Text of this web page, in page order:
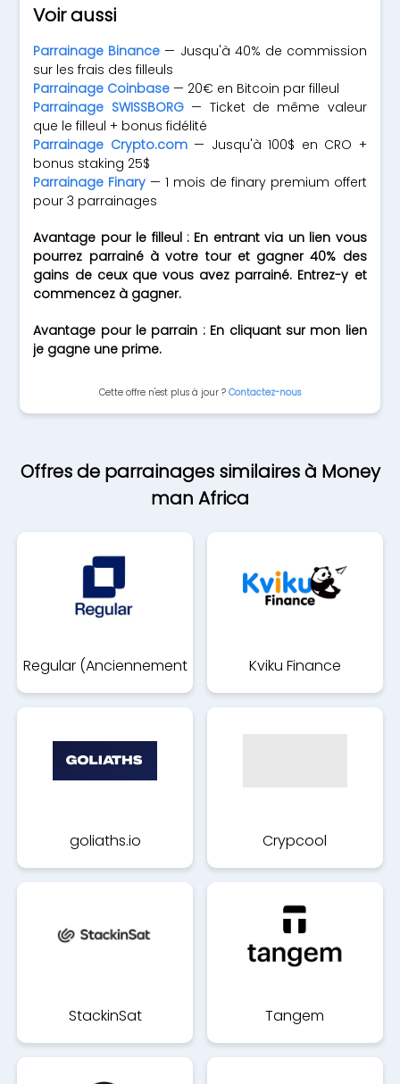
Voir aussi
Parrainage Binance — Jusqu'à 40% de commission
sur les frais des filleuls
Parrainage Coinbase — 20€ en Bitcoin par filleul
Parrainage SWISSBORG— Ticket de même valeur
que le filleul + bonus fidélité
Parrainage Crypto.com— Jusqu'à 100$ en CRO +
bonus staking 25$
Parrainage Finary — 1 mois de finary premium offert
pour 3 parrainages
Avantage pour le filleul : En entrant via un lien vous
pourrez parrainé à votre tour et gagner 40% des
gains de ceux que vous avez parrainé. Entrez-y et
commencez à gagner.
Avantage pour le parrain : En cliquant sur mon lien
je gagne une prime.
Cette offre n'est plus à jour ? Contactez-nous
Offres de parrainages similaires à Money
man Africa
Regular (Anciennement Kviku Finance
goliaths.io Crypcool
StackinSat Tangem